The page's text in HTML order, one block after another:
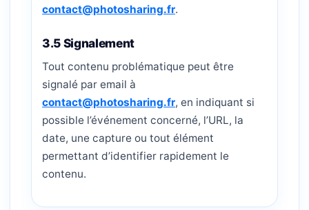
contact@photosharing.fr.
3.5 Signalement
Tout contenu problématique peut être
signalé par email à
contact@photosharing.fr, en indiquant si
possible l’événement concerné, l’URL, la
date, une capture ou tout élément
permettant d’identifier rapidement le
contenu.